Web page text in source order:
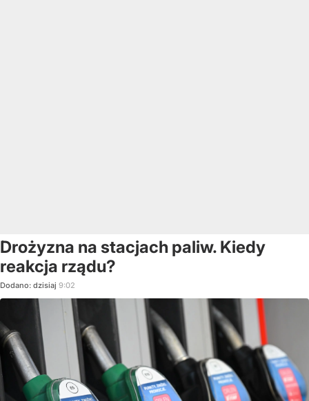
Drożyzna na stacjach paliw. Kiedy
reakcja rządu?
Dodano: dzisiaj 9:02